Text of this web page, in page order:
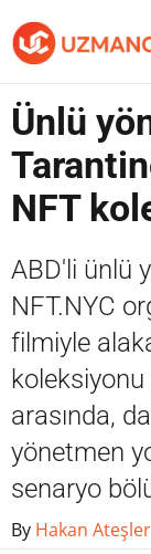
Piyasa
Soru Sor
Contact / İletişim
Ünlü
NFT
ABD'li ünlü
NFT.NYC
filmiyle
koleksiyonu
arasında,
yönetmen
senaryo
By Hakan Ateşler